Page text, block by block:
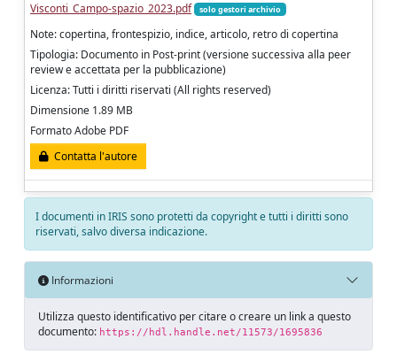
Visconti_Campo-spazio_2023.pdf
solo gestori archivio
Note: copertina, frontespizio, indice, articolo, retro di copertina
Tipologia: Documento in Post-print (versione successiva alla peer
review e accettata per la pubblicazione)
Licenza: Tutti i diritti riservati (All rights reserved)
Dimensione 1.89 MB
Formato Adobe PDF
Contatta l'autore
I documenti in IRIS sono protetti da copyright e tutti i diritti sono
riservati, salvo diversa indicazione.
Informazioni
Utilizza questo identificativo per citare o creare un link a questo
documento: https://hdl.handle.net/11573/1695836